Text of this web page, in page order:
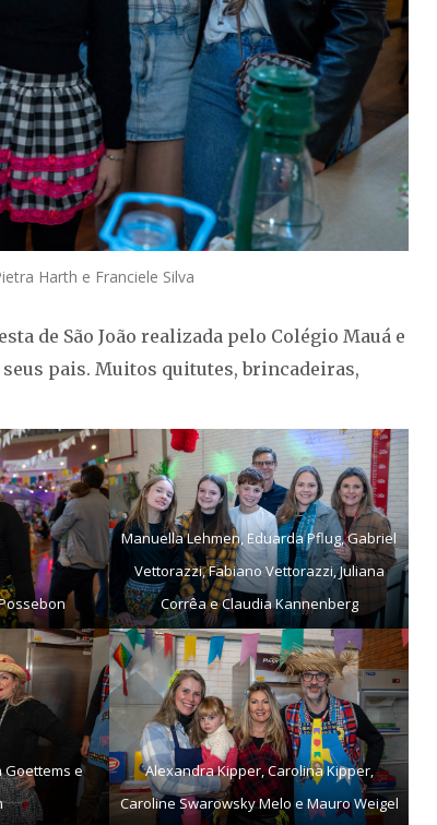
Harth e Franciele Silva
de São João realizada pelo Colégio Mauá e
pais. Muitos quitutes, brincadeiras,
Manuella Lehmen, Eduarda Pflug, Gabriel
Vettorazzi, Fabiano Vettorazzi, Juliana
Corrêa e Claudia Kannenberg
Goettems e
Alexandra Kipper, Carolina Kipper,
Caroline Swarowsky Melo e Mauro Weigel